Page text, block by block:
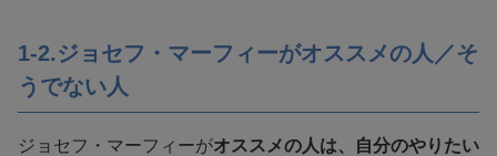
1-2.ジョセフ・マーフィーがオススメの人／そ
うでない人
ジョセフ・マーフィーがオススメの人は、自分のやりたい